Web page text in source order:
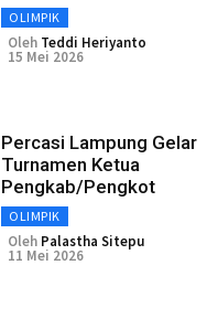
OLIMPIK
Oleh Teddi Heriyanto
15 Mei 2026
Percasi Lampung Gelar
Turnamen Ketua
Pengkab/Pengkot
OLIMPIK
Oleh Palastha Sitepu
11 Mei 2026